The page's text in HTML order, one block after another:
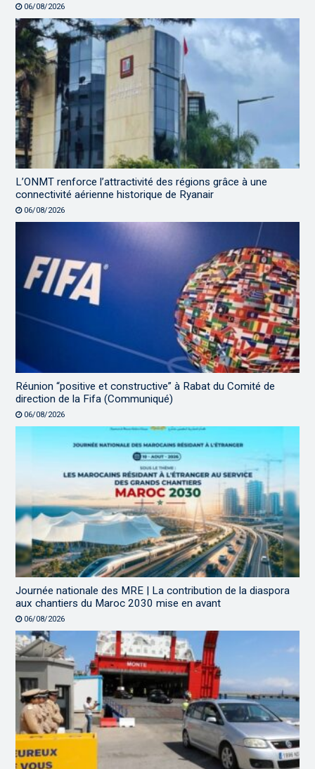
06/08/2026
L’ONMT renforce l’attractivité des régions grâce à une
connectivité aérienne historique de Ryanair
06/08/2026
Réunion “positive et constructive” à Rabat du Comité de
direction de la Fifa (Communiqué)
06/08/2026
Journée nationale des MRE | La contribution de la diaspora
aux chantiers du Maroc 2030 mise en avant
06/08/2026